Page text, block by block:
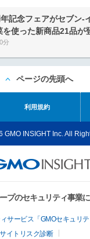
記念フェアがセブン
を使った新商品21品が
分
ページの先頭へ
利用規約
INSIGHT Inc. All
プのセキュリティ事業
サービス「GMOセキュリテ
イトリスク診断